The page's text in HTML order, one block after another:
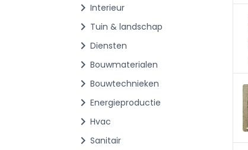
chevron_right Interieur
chevron_right Tuin & landschap
chevron_right Diensten
chevron_right Bouwmaterialen
chevron_right Bouwtechnieken
chevron_right Energieproductie
chevron_right Hvac
chevron_right Sanitair